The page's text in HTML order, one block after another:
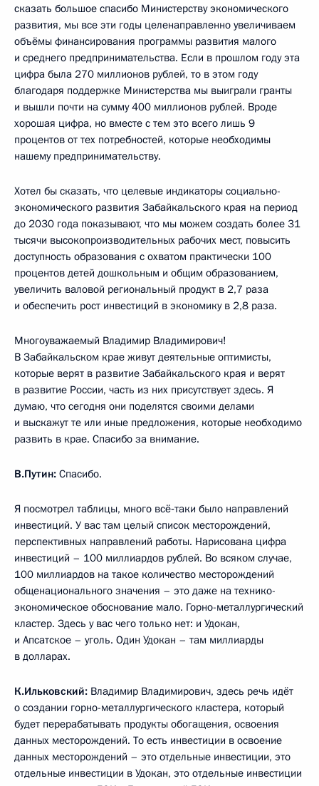
сказать большое спасибо Министерству экономического
развития, мы все эти годы целенаправленно увеличиваем
объёмы финансирования программы развития малого
и среднего предпринимательства. Если в прошлом году эта
цифра была 270 миллионов рублей, то в этом году
благодаря поддержке Министерства мы выиграли гранты
и вышли почти на сумму 400 миллионов рублей. Вроде
хорошая цифра, но вместе с тем это всего лишь 9
процентов от тех потребностей, которые необходимы
нашему предпринимательству.
Хотел бы сказать, что целевые индикаторы социально-
экономического развития Забайкальского края на период
до 2030 года показывают, что мы можем создать более 31
тысячи высокопроизводительных рабочих мест, повысить
доступность образования с охватом практически 100
процентов детей дошкольным и общим образованием,
увеличить валовой региональный продукт в 2,7 раза
и обеспечить рост инвестиций в экономику в 2,8 раза.
Многоуважаемый Владимир Владимирович!
В Забайкальском крае живут деятельные оптимисты,
которые верят в развитие Забайкальского края и верят
в развитие России, часть из них присутствует здесь. Я
думаю, что сегодня они поделятся своими делами
и выскажут те или иные предложения, которые необходимо
развить в крае. Спасибо за внимание.
В.Путин: Спасибо.
Я посмотрел таблицы, много всё‑таки было направлений
инвестиций. У вас там целый список месторождений,
перспективных направлений работы. Нарисована цифра
инвестиций – 100 миллиардов рублей. Во всяком случае,
100 миллиардов на такое количество месторождений
общенационального значения – это даже на технико-
экономическое обоснование мало. Горно-металлургический
кластер. Здесь у вас чего только нет: и Удокан,
и Апсатское – уголь. Один Удокан – там миллиарды
в долларах.
К.Ильковский: Владимир Владимирович, здесь речь идёт
о создании горно-металлургического кластера, который
будет перерабатывать продукты обогащения, освоения
данных месторождений. То есть инвестиции в освоение
данных месторождений – это отдельные инвестиции, это
отдельные инвестиции в Удокан, это отдельные инвестиции